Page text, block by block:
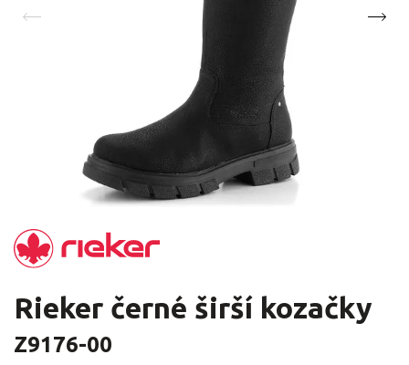
Rieker černé širší kozačky
Z9176-00